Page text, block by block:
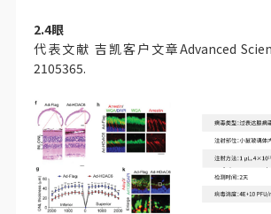
2.4眼
代表文献 吉凯客户文章Advanced
2105365.